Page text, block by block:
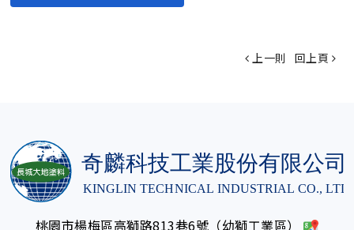
上一則 回上頁
桃園市楊梅區高獅路813巷6號（幼獅工業區）